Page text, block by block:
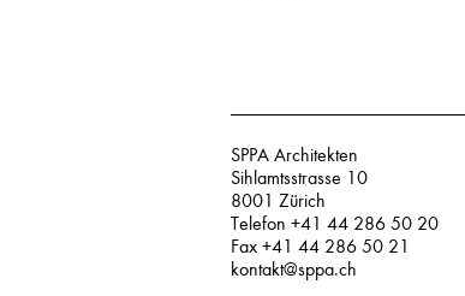
SPPA Architekten
Sihlamtsstrasse 10
8001 Zürich
Telefon +41 44 286 50 20
Fax +41 44 286 50 21
kontakt@sppa.ch